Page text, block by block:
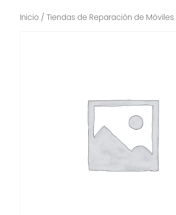
Inicio / Tiendas de Reparación de Móviles